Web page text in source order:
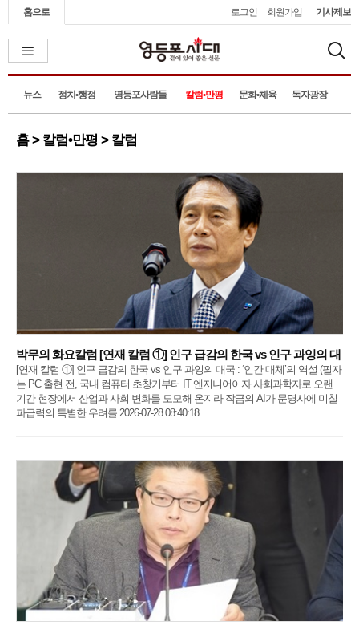
홈으로 로그인 회원가입 기사제보
뉴스 정치•행정 영등포사람들 칼럼•만평 문화•체육 독자광장
홈 > 칼럼•만평 > 칼럼
박무의 화요칼럼 [연재 칼럼 ①] 인구 급감의 한국 vs 인구 과잉의 대
[연재 칼럼 ①] 인구 급감의 한국 vs 인구 과잉의 대국 : ‘인간 대체’의 역설 (필자
는 PC 출현 전, 국내 컴퓨터 초창기부터 IT 엔지니어이자 사회과학자로 오랜
기간 현장에서 산업과 사회 변화를 도모해 온지라 작금의 AI가 문명사에 미칠
파급력의 특별한 우려를 2026-07-28 08:40:18